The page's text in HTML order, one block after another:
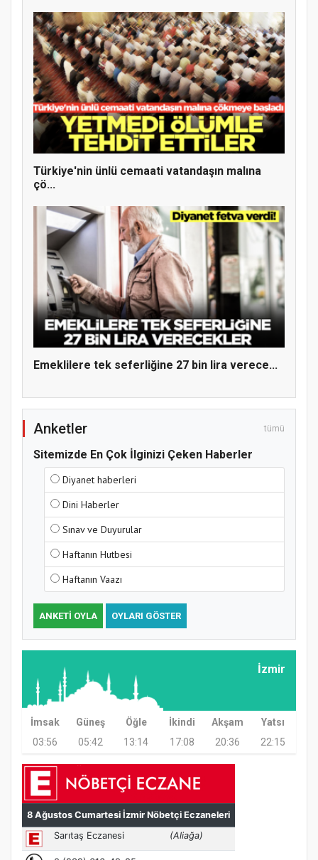
MÜFTÜ ABULSELAM ÖZDERE’YE ZİYARET
Hz. Peygamber ve Gençlik Konferansı
Samsun Atakum’da Yaz Kur’an Kursu
Kapanış Programı
Etkinliği
Türkiye’de insanlar dinle bağlarını
koparıyor mu?
Türkiye'nin ünlü cemaati vatandaşın malına
çö...
Emeklilere tek seferliğine 27 bin lira verece...
Anketler tümü
Sitemizde En Çok İlginizi Çeken Haberler
Diyanet haberleri
Dini Haberler
Sınav ve Duyurular
Haftanın Hutbesi
Haftanın Vaazı
ANKETI OYLA OYLARI GÖSTER
İzmir
İmsak Güneş Öğle İkindi Akşam
Yatsı
03:56
05:42 13:14 17:08 20:36 22:15